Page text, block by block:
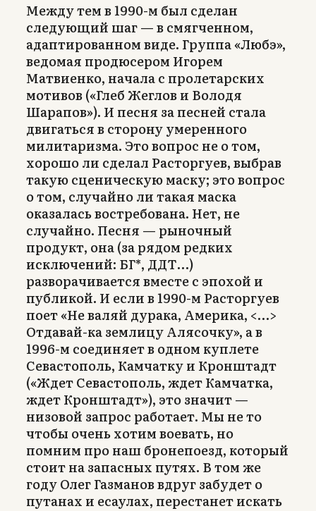
Между тем в 1990-м был сделан
следующий шаг — в смягченном,
адаптированном виде. Группа «Любэ»,
ведомая продюсером Игорем
Матвиенко, начала с пролетарских
мотивов («Глеб Жеглов и Володя
Шарапов»). И песня за песней стала
двигаться в сторону умеренного
милитаризма. Это вопрос не о том,
хорошо ли сделал Расторгуев, выбрав
такую сценическую маску; это вопрос
о том, случайно ли такая маска
оказалась востребована. Нет, не
случайно. Песня — рыночный
продукт, она (за рядом редких
исключений: БГ*, ДДТ…)
разворачивается вместе с эпохой и
публикой. И если в 1990-м Расторгуев
поет «Не валяй дурака, Америка, <…>
Отдавай-ка землицу Алясочку», а в
1996-м соединяет в одном куплете
Севастополь, Камчатку и Кронштадт
(«Ждет Севастополь, ждет Камчатка,
ждет Кронштадт»), это значит —
низовой запрос работает. Мы не то
чтобы очень хотим воевать, но
помним про наш бронепоезд, который
стоит на запасных путях. В том же
году Олег Газманов вдруг забудет о
путанах и есаулах, перестанет искать